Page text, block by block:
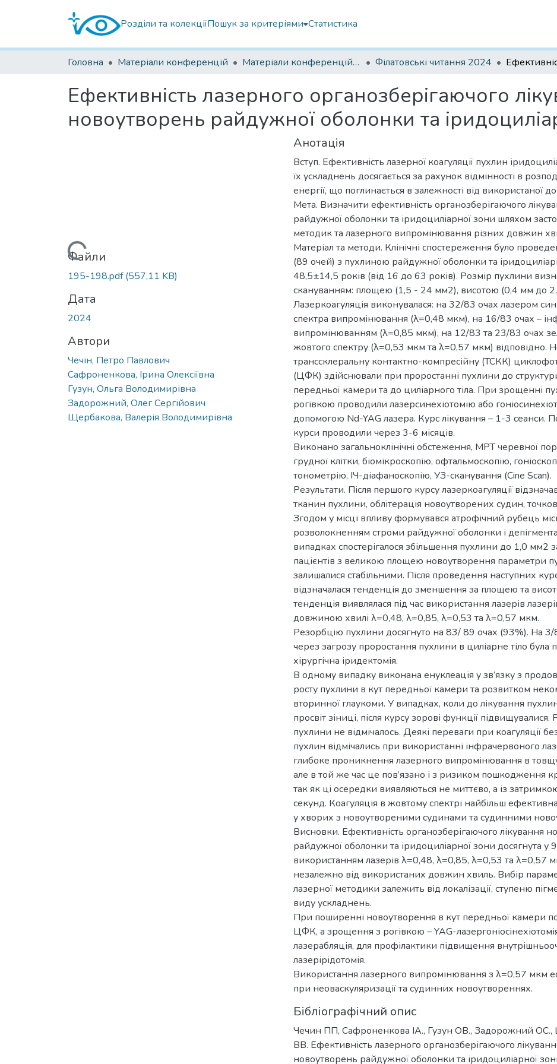
Розділи та колекціїПошук за критеріями Статистика
Головна Матеріали конференцій Матеріали конференцій Інституту Філатова Філатовські читання 2024
Ефективність лазерного органозберігаючого
новоутворень райдужної оболонки та
Вантажиться...
Файли
195-198.pdf(557,11 KB)
Дата
2024
Автори
Чечін, Петро Павлович
Сафроненкова, Ірина Олексіївна
Гузун, Ольга Володимирівна
Задорожний, Олег Сергійович
Щербакова, Валерія Володимирівна
Анотація
Вступ. Ефективність лазерної коагуляції пухлин
їх ускладнень досягається за рахунок відмінності в
енергії, що поглинається в залежності від використаної
Мета. Визначити ефективність органозберігаючого
райдужної оболонки та іридоциліарної зони шляхом
методик та лазерного випромінювання різних довжин
Матеріал та методи. Клінічні спостереження було
(89 очей) з пухлиною райдужної оболонки та
48,5±14,5 років (від 16 до 63 років). Розмір пухлини
скануванням: площею (1,5 - 24 мм2), висотою (0,4 мм до
Лазеркоагуляція виконувалася: на 32/83 очах лазером
спектра випромінювання (λ=0,48 мкм), на 16/83 очах –
випромінюванням (λ=0,85 мкм), на 12/83 та 23/83 очах
жовтого спектру (λ=0,53 мкм та λ=0,57 мкм) відповідно.
транссклеральну контактно-компресійну (ТСКК)
(ЦФК) здійснювали при проростанні пухлини до
передньої камери та до циліарного тіла. При зрощенні
рогівкою проводили лазерсинехіотомію або
допомогою Nd-YAG лазера. Курс лікування – 1-3 сеанси.
курси проводили через 3-6 місяців.
Виконано загальноклінічні обстеження, МРТ черевної
грудної клітки, біомікроскопію, офтальмоскопію,
тонометрію, ІЧ-діафаноскопію, УЗ-сканування (Сine Scan).
Результати. Після першого курсу лазеркоагуляції
тканин пухлини, облітерація новоутворених судин,
Згодом у місці впливу формувався атрофічний рубець
розволокненням строми райдужної оболонки і
випадках спостерігалося збільшення пухлини до 1,0 мм2
пацієнтів з великою площею новоутворення параметри
залишалися стабільними. Після проведення наступних
відзначалася тенденція до зменшення за площею та
тенденція виявлялася під час використання лазерів
довжиною хвилі λ=0,48, λ=0,85, λ=0,53 та λ=0,57 мкм.
Резорбцію пухлини досягнуто на 83/ 89 очах (93%). На 3/
через загрозу проростання пухлини в циліарне тіло була
хірургічна іридектомія.
В одному випадку виконана енуклеація у зв’язку з
росту пухлини в кут передньої камери та розвитком
вторинної глаукоми. У випадках, коли до лікування
просвіт зіниці, після курсу зорові функції
пухлини не відмічалось. Деякі переваги при коагуляції
пухлин відмічались при використанні інфрачервоного
глибоке проникнення лазерного випромінювання в
але в той же час це пов’язано і з ризиком пошкодження
так як ці осередки виявляються не миттєво, а із
секунд. Коагуляція в жовтому спектрі найбільш
у хворих з новоутвореними судинами та судинними
Висновки. Ефективність органозберігаючого лікування
райдужної оболонки та іридоциліарної зони досягнута у
використанням лазерів λ=0,48, λ=0,85, λ=0,53 та λ=0,57
незалежно від використаних довжин хвиль. Вибір
лазерної методики залежить від локалізації, ступеню
виду ускладнень.
При поширенні новоутворення в кут передньої камери
ЦФК, а зрощення з рогівкою – YAG-
лазерабляція, для профілактики підвищення
лазерірідотомія.
Використання лазерного випромінювання з λ=0,57 мкм
при неоваскуляризації та судинних новоутвореннях.
Бібліографічний опис
Чечин ПП, Сафроненкова ІА., Гузун ОВ., Задорожний
ВВ. Ефективність лазерного органозберігаючого
новоутворень райдужної оболонки та іридоциліарної